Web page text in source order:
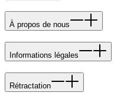
À propos de nous
Informations légales
Rétractation